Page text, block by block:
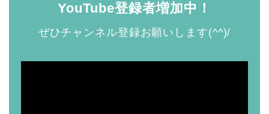
YouTube登録者増加中！
ぜひチャンネル登録お願いします(^^)/